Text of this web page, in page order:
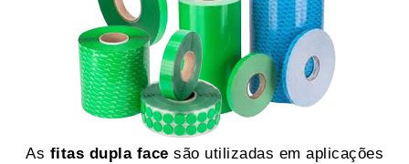
As fitas dupla face são utilizadas em aplicações